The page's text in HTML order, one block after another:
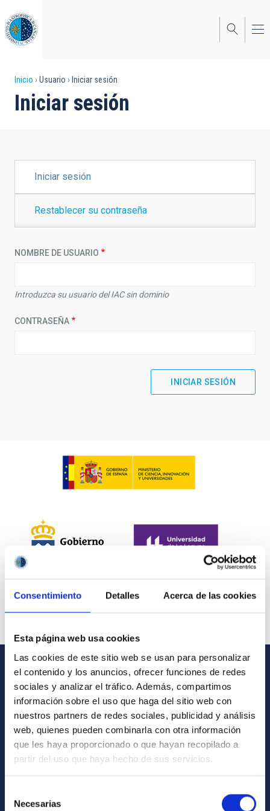
Consentimiento Detalles Acerca de las cookies
Esta página web usa cookies
Las cookies de este sitio web se usan para personalizar
el contenido y los anuncios, ofrecer funciones de redes
sociales y analizar el tráfico. Además, compartimos
información sobre el uso que haga del sitio web con
nuestros partners de redes sociales, publicidad y análisis
web, quienes pueden combinarla con otra información
que les haya proporcionado o que hayan recopilado a
partir del uso que haya hecho de sus servicios.
Necesarias
al
contenido
principal
Sobrescribir
enlaces
la
navegación
Inicio Usuario Iniciar sesión
Iniciar sesión
PRINCIPALES
Iniciar sesión
Restablecer su contraseña
NOMBRE DE USUARIO
Introduzca su usuario del IAC sin dominio
CONTRASEÑA
INFORMACIÓN GENERAL
Contacto
Cómo llegar al IAC
Directorio de personal
Biblioteca